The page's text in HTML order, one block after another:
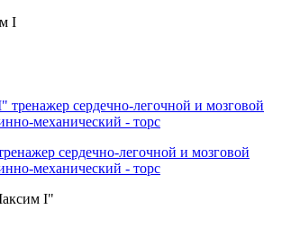
I
сердечно-легочной и мозговой
механический - торс
I"